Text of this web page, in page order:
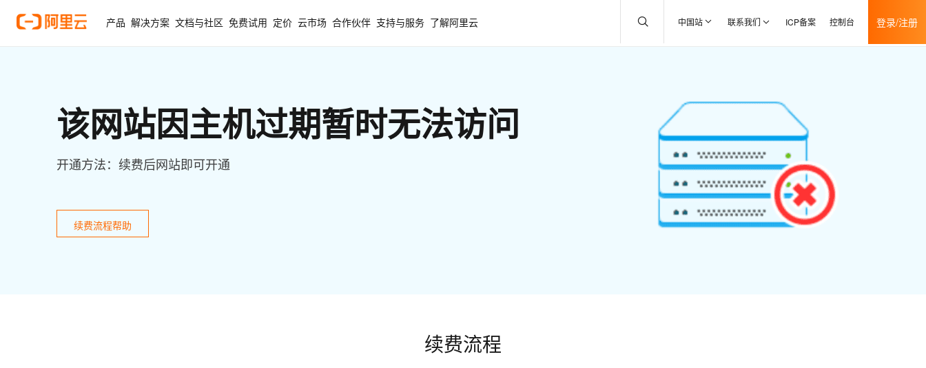
产品 解决方案 文档与社区 免费试用 定价 云市场 合作伙伴 支持与服务 了解阿里云 中国站 联系我们 ICP备案 控制台 登录/注册
该网站因主机过期暂时无法访问
开通方法：续费后网站即可开通
续费流程帮助
续费流程